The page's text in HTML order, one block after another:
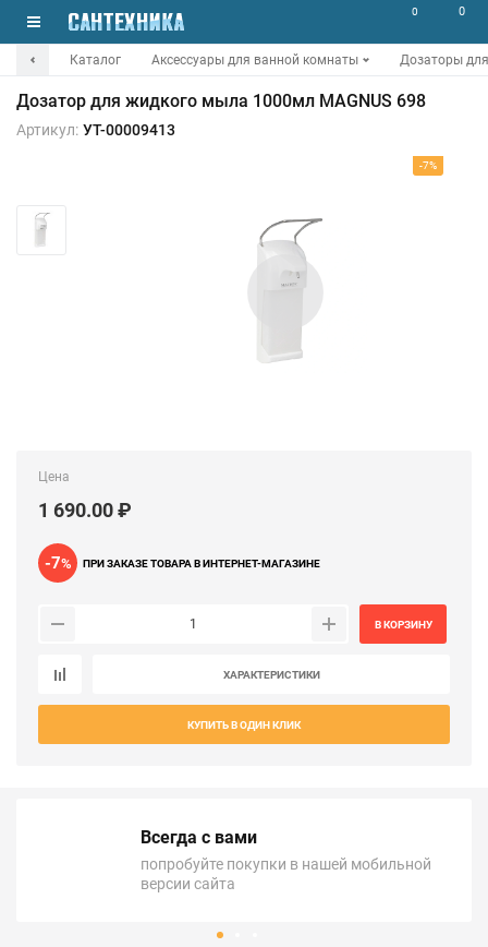
0 0
Каталог Аксессуары для ванной комнаты Дозаторы
Дозатор для жидкого мыла 1000мл MAGNUS 698
Артикул: УТ-00009413
-7%
Цена
1 690.00 ₽
-7% ПРИ ЗАКАЗЕ ТОВАРА В ИНТЕРНЕТ-МАГАЗИНЕ
В КОРЗИНУ
ХАРАКТЕРИСТИКИ
КУПИТЬ В ОДИН КЛИК
Всегда с вами
попробуйте покупки в нашей мобильной
версии сайта